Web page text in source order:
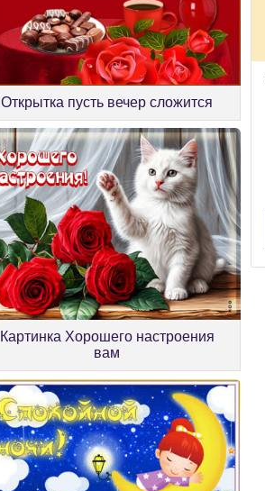
Открытка пусть вечер сложится
Картинка Хорошего настроения
вам